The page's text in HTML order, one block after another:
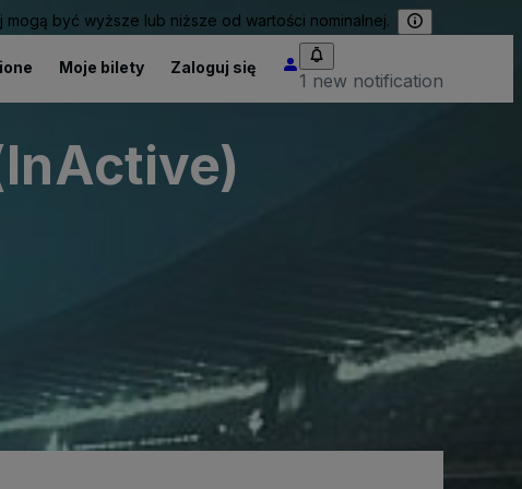
być wyższe lub niższe od wartości nominalnej.
Moje bilety Zaloguj się
1 new notification